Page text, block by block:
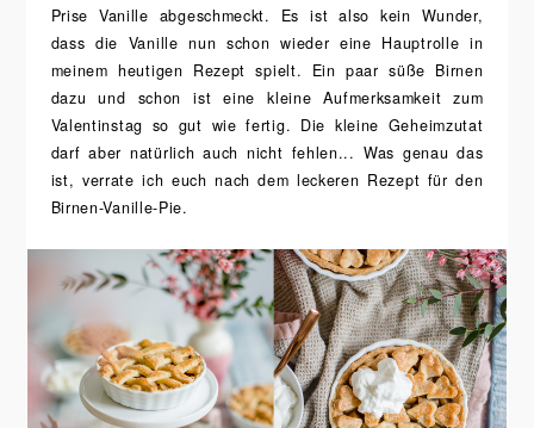
Prise Vanille abgeschmeckt. Es ist also kein Wunder,
dass die Vanille nun schon wieder eine Hauptrolle in
meinem heutigen Rezept spielt. Ein paar süße Birnen
dazu und schon ist eine kleine Aufmerksamkeit zum
Valentinstag so gut wie fertig. Die kleine Geheimzutat
darf aber natürlich auch nicht fehlen... Was genau das
ist, verrate ich euch nach dem leckeren Rezept für den
Birnen-Vanille-Pie.